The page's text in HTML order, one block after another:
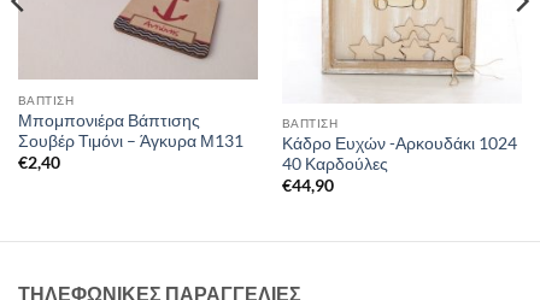
ΒΑΠΤΙΣΗ
Μπομπονιέρα Βάπτισης
Σουβέρ Τιμόνι – Άγκυρα Μ131
€2,40
ΒΑΠΤΙΣΗ
Κάδρο Ευχών -Αρκουδάκι 1024
40 Καρδούλες
€44,90
ΤΗΛΕΦΩΝΙΚΕΣ ΠΑΡΑΓΓΕΛΙΕΣ